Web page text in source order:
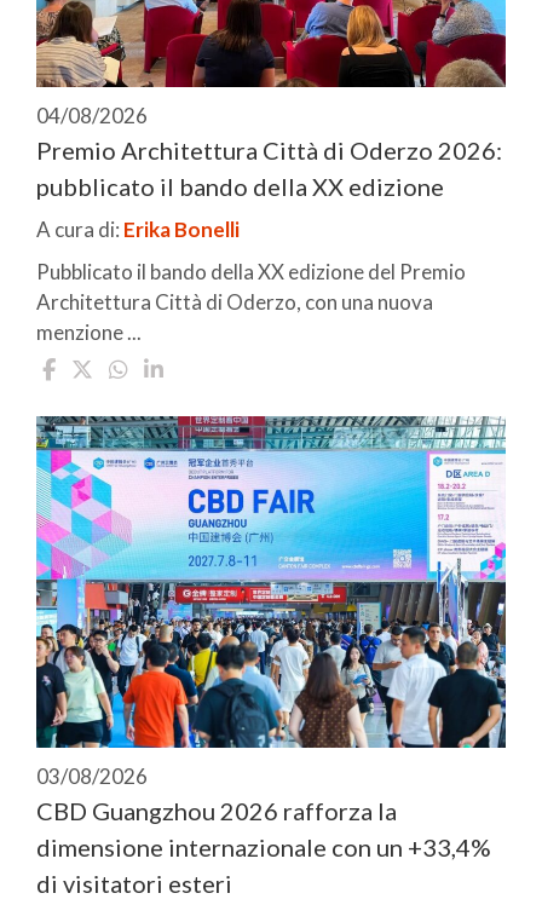
04/08/2026
Premio Architettura Città di Oderzo 2026:
pubblicato il bando della XX edizione
A cura di: Erika Bonelli
Pubblicato il bando della XX edizione del Premio
Architettura Città di Oderzo, con una nuova
menzione ...
03/08/2026
CBD Guangzhou 2026 rafforza la
dimensione internazionale con un +33,4%
di visitatori esteri